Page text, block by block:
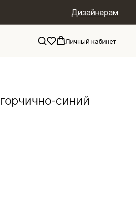
Дизайнерам
Личный кабинет
синий